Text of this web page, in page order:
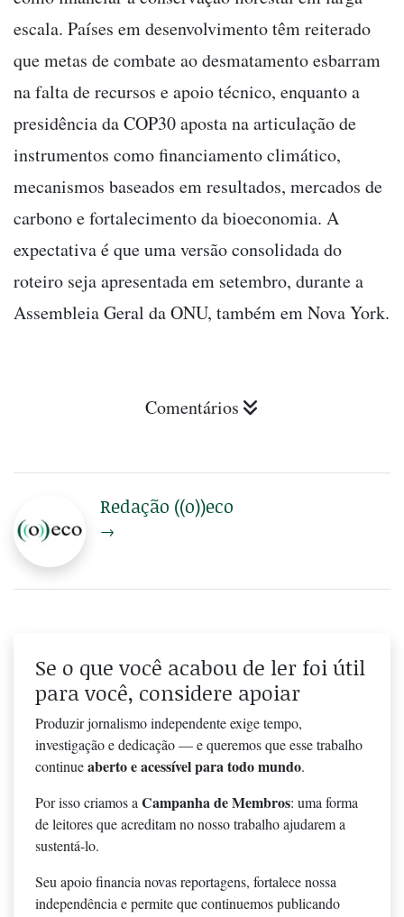
escala. Países em desenvolvimento têm reiterado
que metas de combate ao desmatamento esbarram
na falta de recursos e apoio técnico, enquanto a
presidência da COP30 aposta na articulação de
instrumentos como financiamento climático,
mecanismos baseados em resultados, mercados de
carbono e fortalecimento da bioeconomia. A
expectativa é que uma versão consolidada do
roteiro seja apresentada em setembro, durante a
Assembleia Geral da ONU, também em Nova York.
Comentários
Redação ((o))eco
→
Se o que você acabou de ler foi útil
para você, considere apoiar
Produzir jornalismo independente exige tempo,
investigação e dedicação — e queremos que esse trabalho
continueaberto e acessível para todo mundo.
Por isso criamos a Campanha de Membros: uma forma
de leitores que acreditam no nosso trabalho ajudarem a
sustentá-lo.
Seu apoio financia novas reportagens, fortalece nossa
independência e permite que continuemos publicando